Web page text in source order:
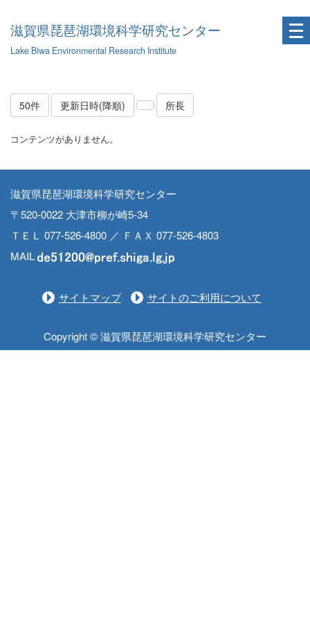
滋賀県琵琶湖環境科学研究センター
Lake Biwa Environmental Research Institute
50件 更新日時(降順) 所長
コンテンツがありません。
滋賀県琵琶湖環境科学研究センター
〒520-0022 大津市柳が崎5-34
ＴＥＬ 077-526-4800 ／ ＦＡＸ 077-526-4803
MAIL
サイトマップ サイトのご利用について
Copyright © 滋賀県琵琶湖環境科学研究センター